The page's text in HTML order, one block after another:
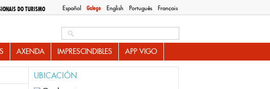
Español Galego English Português Français
DO TURISMO
AXENDA IMPRESCINDIBLES APP VIGO
UBICACIÓN